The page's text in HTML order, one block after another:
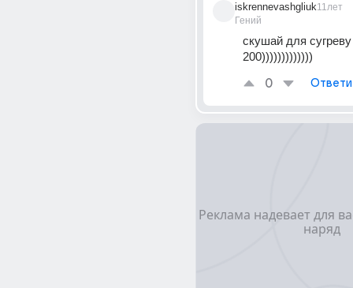
iskrennevashgliuk
Гений
11лет
скушай для
200)))))))))))))
0